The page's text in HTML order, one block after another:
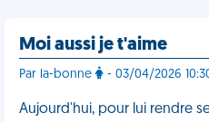
Moi aussi je t'aime
Par la-bonne - 03/04/2026
Aujourd'hui, pour lui rendre